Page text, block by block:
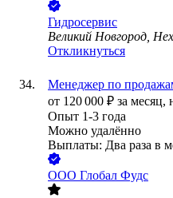
Гидросервис
Великий Новгород,
Откликнуться
Менеджер по
от 120 000 ₽ за месяц,
Опыт 1-3 года
Можно удалённо
Выплаты: Два раза в
ООО Глобал Фудс